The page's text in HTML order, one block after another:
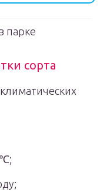
парке
сорта
℃;